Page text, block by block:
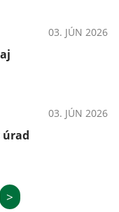
03. JÚN 2026
03. JÚN 2026
úrad
>